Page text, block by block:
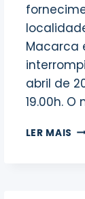
Macarca
abril de
19.00h.
LER MAIS